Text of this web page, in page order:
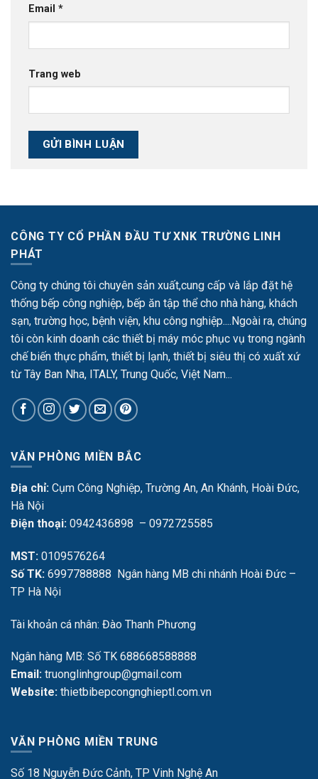
Email *
Trang web
CÔNG TY CỔ PHẦN ĐẦU TƯ XNK TRƯỜNG LINH
PHÁT
Công ty chúng tôi chuyên sản xuất,cung cấp và lắp đặt hệ
thống bếp công nghiệp, bếp ăn tập thể cho nhà hàng, khách
sạn, trường học, bệnh viện, khu công nghiệp....Ngoài ra, chúng
tôi còn kinh doanh các thiết bị máy móc phục vụ trong ngành
chế biến thực phẩm, thiết bị lạnh, thiết bị siêu thị có xuất xứ
từ Tây Ban Nha, ITALY, Trung Quốc, Việt Nam...
VĂN PHÒNG MIỀN BẮC
Địa chỉ: Cụm Công Nghiệp, Trường An, An Khánh, Hoài Đức,
Hà Nội
Điện thoại: 0942436898 – 0972725585
MST: 0109576264
Số TK: 6997788888 Ngân hàng MB chi nhánh Hoài Đức –
TP Hà Nội
Tài khoản cá nhân: Đào Thanh Phương
Ngân hàng MB: Số TK 688668588888
Email: truonglinhgroup@gmail.com
Website: thietbibepcongnghieptl.com.vn
VĂN PHÒNG MIỀN TRUNG
Số 18 Nguyễn Đức Cảnh, TP Vinh Nghệ An